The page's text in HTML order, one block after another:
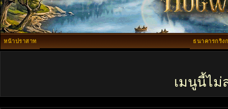
หน้าปราสาท ธนาคารกริง
เมนูนี้ไม่